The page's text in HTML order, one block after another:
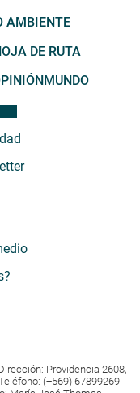
AMBIENTE
DE RUTA
MUNDO
Providencia 2608,
(+569) 67899269 -